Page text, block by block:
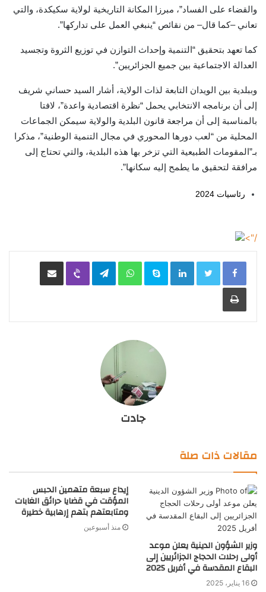
والقضاء على الفساد”، مبرزا المكانة التاريخية لولاية سكيكدة، والتي
تعاني –كما قال– من نقائص “ينبغي العمل على تداركها”.
كما تعهد بتحقيق “التنمية وإحداث التوازن في توزيع الثروة وتجسيد
العدالة الاجتماعية بين جميع الجزائريين”.
وببلدية بين الويدان التابعة لذات الولاية، أشار السيد حساني شريف
إلى أن برنامجه الانتخابي يحمل “نظرة اقتصادية واعدة”، لافتا
بالمناسبة إلى أن مراجعة قانون البلدية والولاية سيمكن الجماعات
المحلية من “لعب دورها المحوري في مجال التنمية الوطنية”، مذكرا
بـ”المقومات الطبيعية التي تزخر بها هذه البلدية، والتي تحتاج إلى
مرافقة لتحقيق ما يطمح إليه سكانها”.
رئاسيات 2024
/">
LinkedIn
Skype
WhatsApp
Telegram
Viber مشاركة عبر البريد
طباعة
جادت
مقالات ذات صلة
وزير الشؤون الدينية يعلن موعد
أولى رحلات الحجاج الجزائريين إلى
البقاع المقدسة في أفريل 2025
16 يناير، 2025
إيداع سبعة متهمين الحبس
المؤقت في قضايا حرائق الغابات
ومتابعتهم بتهم إرهابية خطيرة
منذ أسبوعين